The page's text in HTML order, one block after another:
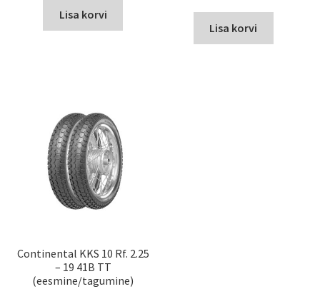
Lisa korvi
Lisa korvi
Continental KKS 10 Rf. 2.25
– 19 41B TT
(eesmine/tagumine)